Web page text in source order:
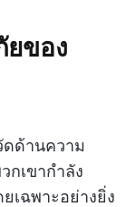
ของ
ด้านความ
เขากำลัง
เฉพาะอย่างยิ่ง